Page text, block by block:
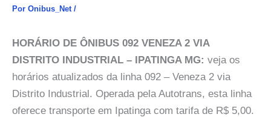
Por Onibus_Net /
HORÁRIO DE ÔNIBUS 092 VENEZA 2 VIA
DISTRITO INDUSTRIAL – IPATINGA MG: veja os
horários atualizados da linha 092 – Veneza 2 via
Distrito Industrial. Operada pela Autotrans, esta linha
oferece transporte em Ipatinga com tarifa de R$ 5,00.